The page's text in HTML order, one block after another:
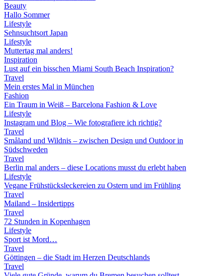
Beauty
Hallo Sommer
Lifestyle
Sehnsuchtsort Japan
Lifestyle
Muttertag mal anders!
Inspiration
Lust auf ein bisschen Miami South Beach Inspiration?
Travel
Mein erstes Mal in München
Fashion
Ein Traum in Weiß – Barcelona Fashion & Love
Lifestyle
Instagram und Blog – Wie fotografiere ich richtig?
Travel
Småland und Wildnis – zwischen Design und Outdoor in
Südschweden
Travel
Berlin mal anders – diese Locations musst du erlebt haben
Lifestyle
Vegane Frühstücksleckereien zu Ostern und im Frühling
Travel
Mailand – Insidertipps
Travel
72 Stunden in Kopenhagen
Lifestyle
Sport ist Mord…
Travel
Göttingen – die Stadt im Herzen Deutschlands
Travel